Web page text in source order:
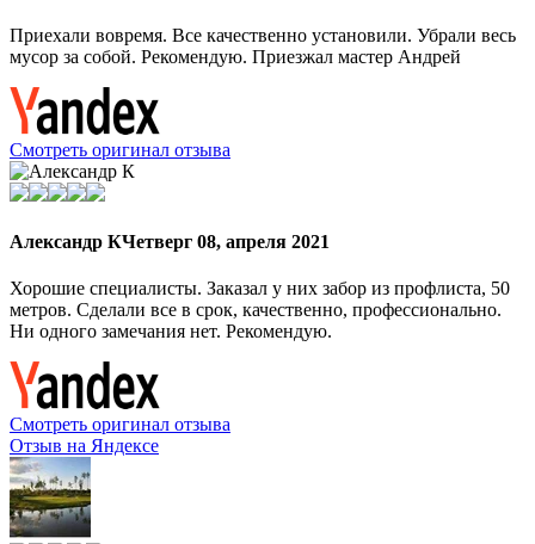
Приехали вовремя. Все качественно установили. Убрали весь
мусор за собой. Рекомендую. Приезжал мастер Андрей
Смотреть оригинал отзыва
Александр КЧетверг 08, апреля 2021
Хорошие специалисты. Заказал у них забор из профлиста, 50
метров. Сделали все в срок, качественно, профессионально.
Ни одного замечания нет. Рекомендую.
Смотреть оригинал отзыва
Отзыв на Яндексе